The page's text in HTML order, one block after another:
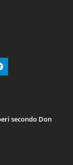
secondo Don